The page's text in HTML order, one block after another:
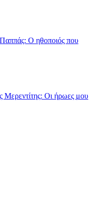
Ο ηθοποιός που
Μερεντίτης: Οι ήρωες μου